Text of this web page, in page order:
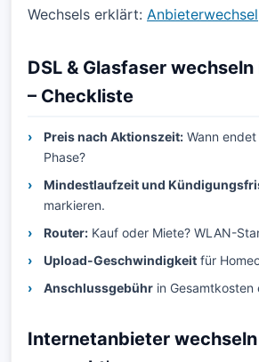
Wechsels erklärt: Anbieterwechsel
DSL & Glasfaser
– Checkliste
Preis nach Aktionszeit: Wann
Phase?
Mindestlaufzeit und
markieren.
Router: Kauf oder Miete? WLAN-
Upload-Geschwindigkeit für
Anschlussgebühr in Gesamtkosten
Internetanbieter